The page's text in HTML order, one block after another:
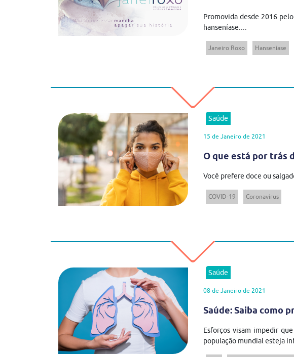
Promovida desde 2016
hanseníase....
Janeiro Roxo Hanseníase
Saúde
15 de Janeiro de 2021
O que está por trás
Você prefere doce ou
COVID-19 Coronavírus
Saúde
08 de Janeiro de 2021
Saúde: Saiba como
Esforços visam impedir
população mundial esteja